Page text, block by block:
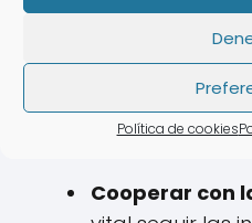
Política de cookies
Si eres detenido
alcoholemia, es
calma y seguir los
establecidos. Aquí
recomendaciones:
Cooperar con